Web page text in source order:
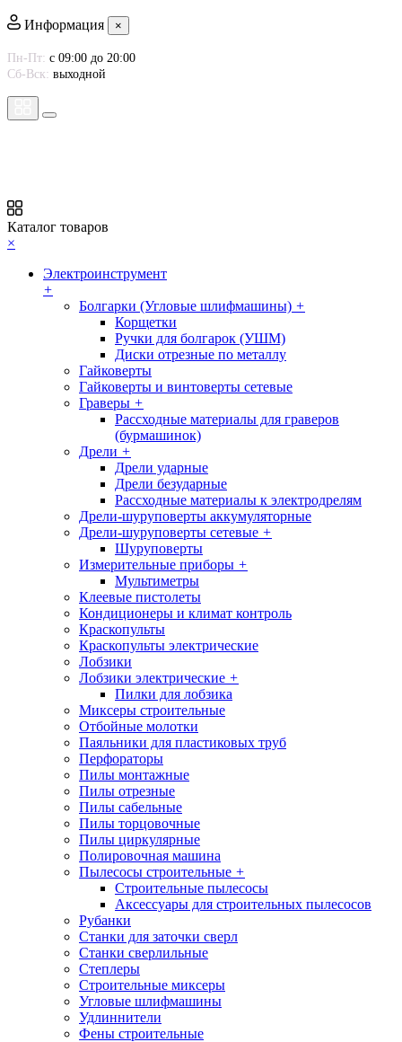
Информация ×
Пн-Пт: с 09:00 до 20:00
Сб-Вск: выходной
Каталог товаров
×
Электроинструмент
+
Болгарки (Угловые шлифмашины) +
Корщетки
Ручки для болгарок (УШМ)
Диски отрезные по металлу
Гайковерты
Гайковерты и винтоверты сетевые
Граверы +
Рассходные материалы для граверов
(бурмашинок)
Дрели +
Дрели ударные
Дрели безударные
Рассходные материалы к электродрелям
Дрели-шуруповерты аккумуляторные
Дрели-шуруповерты сетевые +
Шуруповерты
Измерительные приборы +
Мультиметры
Клеевые пистолеты
Кондиционеры и климат контроль
Краскопульты
Краскопульты электрические
Лобзики
Лобзики электрические +
Пилки для лобзика
Миксеры строительные
Отбойные молотки
Паяльники для пластиковых труб
Перфораторы
Пилы монтажные
Пилы отрезные
Пилы сабельные
Пилы торцовочные
Пилы циркулярные
Полировочная машина
Пылесосы строительные +
Строительные пылесосы
Аксессуары для строительных пылесосов
Рубанки
Станки для заточки сверл
Станки сверлильные
Степлеры
Строительные миксеры
Угловые шлифмашины
Удлиннители
Фены строительные